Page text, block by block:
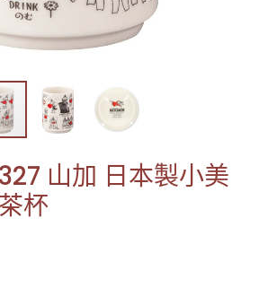
山加 日本製小美
杯